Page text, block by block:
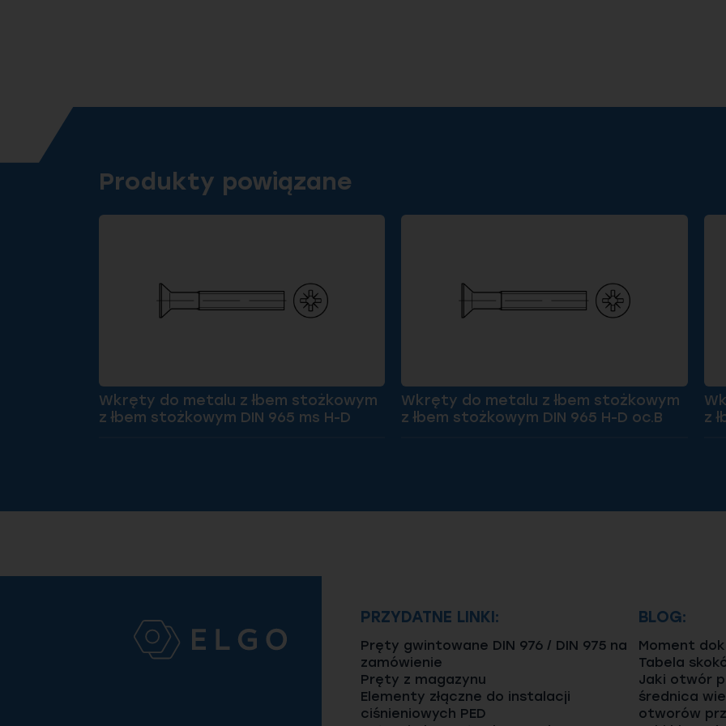
Produkty powiązane
Wkręty do metalu z łbem stożkowym
z łbem stożkowym DIN 965 ms H-D
Wkręty do metalu z łbem stożkowym
z łbem stożkowym DIN 965 H-D oc.B
z
PRZYDATNE LINKI:
Pręty gwintowane DIN 976 / DIN 975 na
zamówienie
Pręty z magazynu
Elementy złączne do instalacji
ciśnieniowych PED
BLOG:
Moment
Tabela
Jaki otwór
średnica
otworów